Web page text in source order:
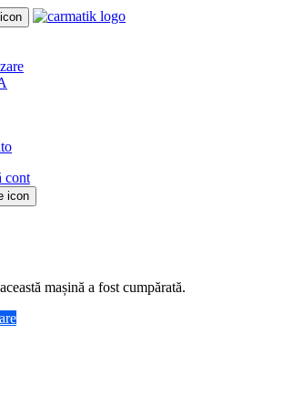
cont
mașină a fost cumpărată.